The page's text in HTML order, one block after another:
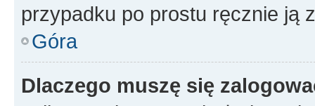
przypadku po prostu ręcznie ją
Góra
Dlaczego muszę się